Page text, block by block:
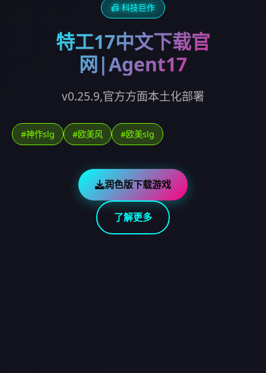
📠 科技巨作
特工17中文下载官
网|Agent17
v0.25.9,官方方面本土化部署
#神作slg #欧美风 #欧美slg
润色版下载游戏
了解更多